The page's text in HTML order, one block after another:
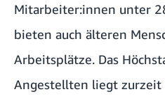
Mitarbeiter:innen unter
bieten auch älteren
Arbeitsplätze. Das
Angestellten liegt zurzeit